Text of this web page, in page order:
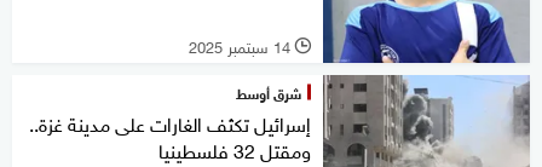
l 14 سبتمبر 2025
شرق أوسط
إسرائيل تكثف الغارات على مدينة غزة..
ومقتل 32 فلسطينيا